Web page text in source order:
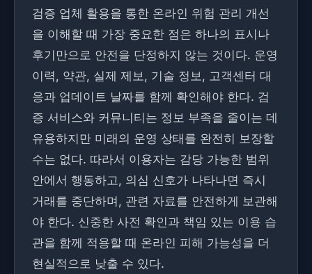
검증 업체 활용을 통한 온라인 위험 관리 개선
을 이해할 때 가장 중요한 점은 하나의 표시나
후기만으로 안전을 단정하지 않는 것이다. 운영
이력, 약관, 실제 제보, 기술 정보, 고객센터 대
응과 업데이트 날짜를 함께 확인해야 한다. 검
증 서비스와 커뮤니티는 정보 부족을 줄이는 데
유용하지만 미래의 운영 상태를 완전히 보장할
수는 없다. 따라서 이용자는 감당 가능한 범위
안에서 행동하고, 의심 신호가 나타나면 즉시
거래를 중단하며, 관련 자료를 안전하게 보관해
야 한다. 신중한 사전 확인과 책임 있는 이용 습
관을 함께 적용할 때 온라인 피해 가능성을 더
현실적으로 낮출 수 있다.